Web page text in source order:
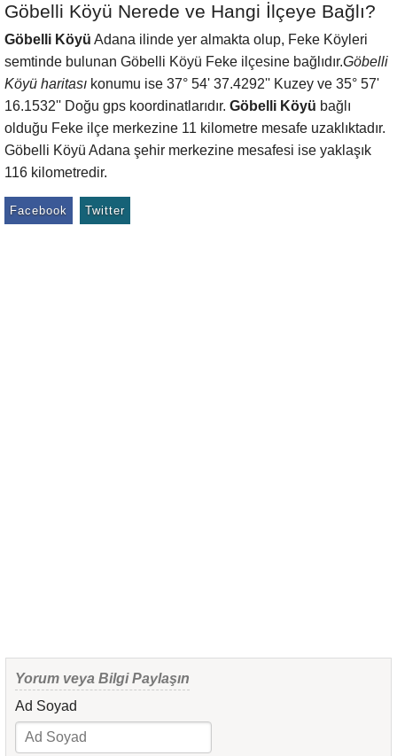
Göbelli Köyü Nerede ve Hangi İlçeye Bağlı?
Göbelli Köyü Adana ilinde yer almakta olup, Feke Köyleri
semtinde bulunan Göbelli Köyü Feke ilçesine bağlıdır.Göbelli
Köyü haritası konumu ise 37° 54' 37.4292'' Kuzey ve 35° 57'
16.1532'' Doğu gps koordinatlarıdır. Göbelli Köyü bağlı
olduğu Feke ilçe merkezine 11 kilometre mesafe uzaklıktadır.
Göbelli Köyü Adana şehir merkezine mesafesi ise yaklaşık
116 kilometredir.
Facebook Twitter
Yorum veya Bilgi Paylaşın
Ad Soyad